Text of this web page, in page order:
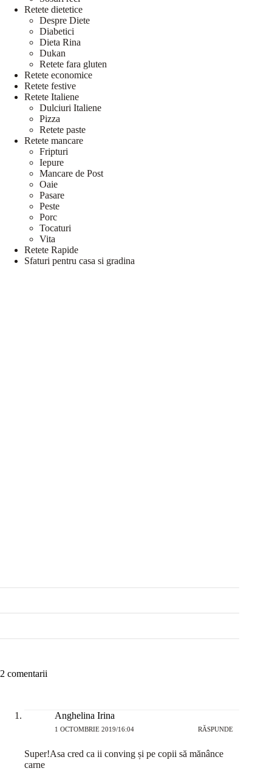
Retete dietetice
Despre Diete
Diabetici
Dieta Rina
Dukan
Retete fara gluten
Retete economice
Retete festive
Retete Italiene
Dulciuri Italiene
Pizza
Retete paste
Retete mancare
Fripturi
Iepure
Mancare de Post
Oaie
Pasare
Peste
Porc
Tocaturi
Vita
Retete Rapide
Sfaturi pentru casa si gradina
2 comentarii
Anghelina Irina
1 OCTOMBRIE 2019/16:04 RĂSPUNDE
Super!Asa cred ca ii conving și pe copii să mănânce
carne